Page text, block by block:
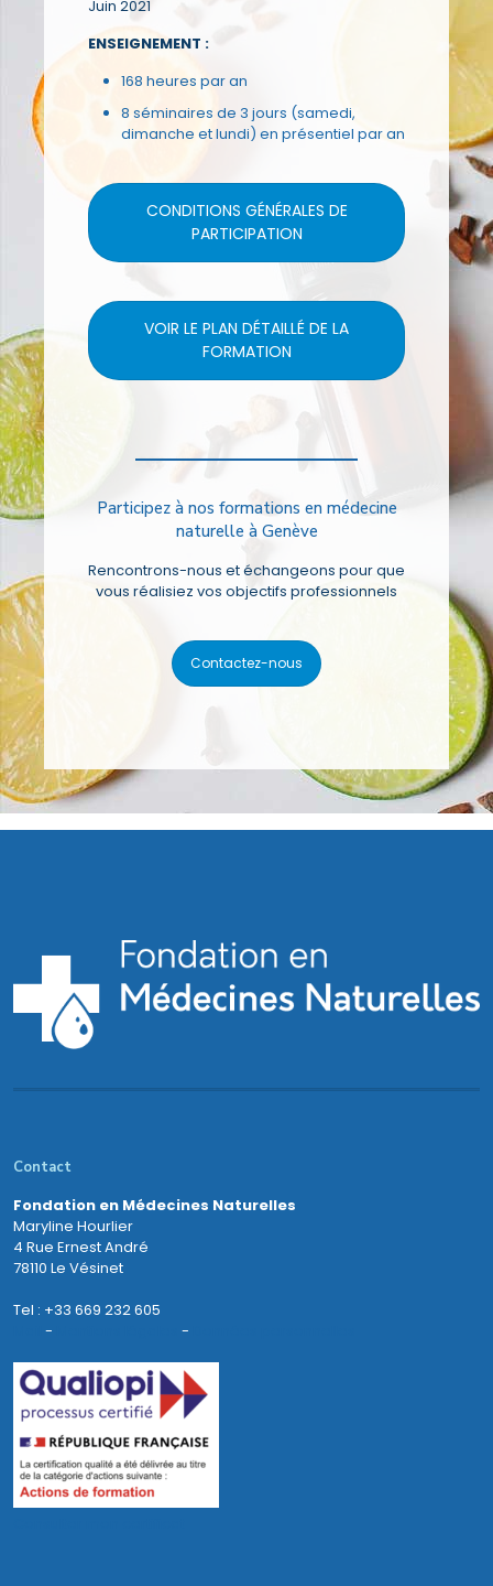
Juin 2021
ENSEIGNEMENT :
168 heures par an
8 séminaires de 3 jours (samedi,
dimanche et lundi) en présentiel par an
CONDITIONS GÉNÉRALES DE
PARTICIPATION
VOIR LE PLAN DÉTAILLÉ DE LA
FORMATION
Participez à nos formations en médecine
naturelle à Genève
Rencontrons-nous et échangeons pour que
vous réalisiez vos objectifs professionnels
Contactez-nous
Contact
Fondation en Médecines Naturelles
Maryline Hourlier
4 Rue Ernest André
78110 Le Vésinet
Tel : +33 669 232 605
- -